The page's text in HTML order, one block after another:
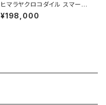
ヒマラヤクロコダイル スマート
ウォレット
¥198,000